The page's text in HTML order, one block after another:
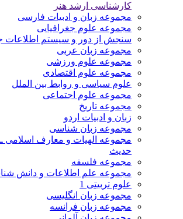
کارشناسی ارشد هنر
مجموعه زبان و ادبیات فارسی
مجموعه علوم جغرافیایی
سنجش از دور و سیستم اطلاعات
مجموعه زبان عربی
مجموعه علوم ورزشی
مجموعه علوم اقتصادی
علوم سیاسی و روابط بین الملل
مجموعه علوم اجتماعی
مجموعه تاریخ
زبان و ادبیات اردو
مجموعه زبان شناسی
مجموعه الهیات و معارف اسلامی
حدیث
مجموعه فلسفه
مجموعه علم اطلاعات و دانش
علوم تربیتی 1
مجموعه زبان انگلیسی
مجموعه زبان فرانسه